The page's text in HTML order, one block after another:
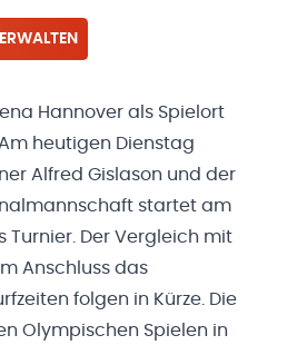
Hannover als Spielort
heutigen Dienstag
Alfred Gislason und der
startet am
Turnier. Der Vergleich mit
Anschluss das
folgen in Kürze. Die
Olympischen Spielen in